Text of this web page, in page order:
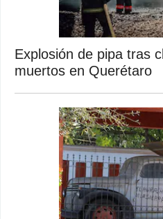
Explosión de pipa tras
muertos en Querétaro